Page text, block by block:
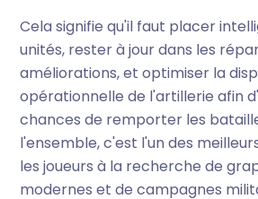
Cela signifie qu'il faut placer
unités, rester à jour dans les
améliorations, et optimiser la
opérationnelle de l'artillerie afin
chances de remporter les
l'ensemble, c'est l'un des
les joueurs à la recherche de
modernes et de campagnes